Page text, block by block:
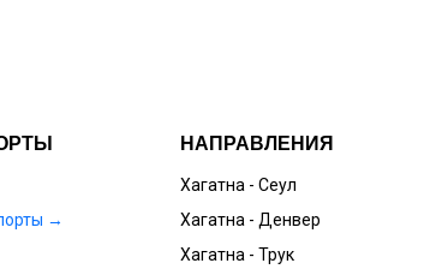
→
НАПРАВЛЕНИЯ
Хагатна - Сеул
Хагатна - Денвер
Хагатна - Трук